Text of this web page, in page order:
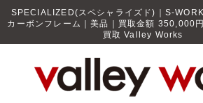
SPECIALIZED(スペシャライズド)｜S-
カーボンフレーム｜美品｜買取金額 350,000
買取 Valley Works